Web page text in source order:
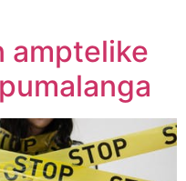
amptelike